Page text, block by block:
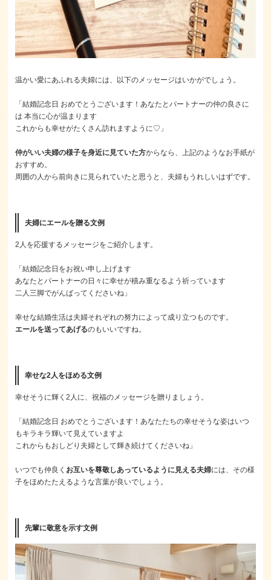
温かい愛にあふれる夫婦には、以下のメッセージはいかがでしょう。
「結婚記念日 おめでとうございます！あなたとパートナーの仲の良さに
は 本当に心が温まります
これからも幸せがたくさん訪れますように♡」
仲がいい夫婦の様子を身近に見ていた方からなら、上記のようなお手紙が
おすすめ。
周囲の人から前向きに見られていたと思うと、夫婦もうれしいはずです。
夫婦にエールを贈る文例
2人を応援するメッセージをご紹介します。
「結婚記念日をお祝い申し上げます
あなたとパートナーの日々に幸せが積み重なるよう祈っています
二人三脚でがんばってくださいね」
幸せな結婚生活は夫婦それぞれの努力によって成り立つものです。
エールを送ってあげるのもいいですね。
幸せな2人をほめる文例
幸せそうに輝く2人に、祝福のメッセージを贈りましょう。
「結婚記念日 おめでとうございます！あなたたちの幸せそうな姿はいつ
もキラキラ輝いて見えていますよ
これからもおしどり夫婦として輝き続けてくださいね」
いつでも仲良く お互いを尊敬しあっているように見える夫婦には、その様
子をほめたたえるような言葉が良いでしょう。
先輩に敬意を示す文例